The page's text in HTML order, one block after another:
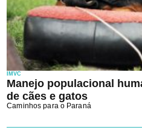
IMVC
Manejo populacional
de cães e gatos
Caminhos para o Paraná